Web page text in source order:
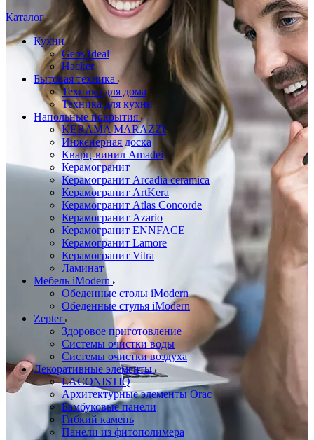
Каталог
Кухни
Geos Ideal
Hacker
Бытовая техника
Техника для дома
Техника для кухни
Напольные покрытия
KERAMA MARAZZI
Инженерная доска
Кварц-винил Amadei
Керамогранит
Керамогранит Arcadia ceramica
Керамогранит ArtKera
Керамогранит Atlas Concorde
Керамогранит Azario
Керамогранит ENNFACE
Керамогранит Lamore
Керамогранит Vitra
Ламинат
Мебель iModern
Обеденные столы iModern
Обеденные стулья iModern
Zepter
Здоровое приготовление
Системы очистки воды
Системы очистки воздуха
Декоративные элементы
LACONISTIQ
Архитектурные элементы Orac
Бамбуковые панели
Гибкий камень
Панели из фитополимера